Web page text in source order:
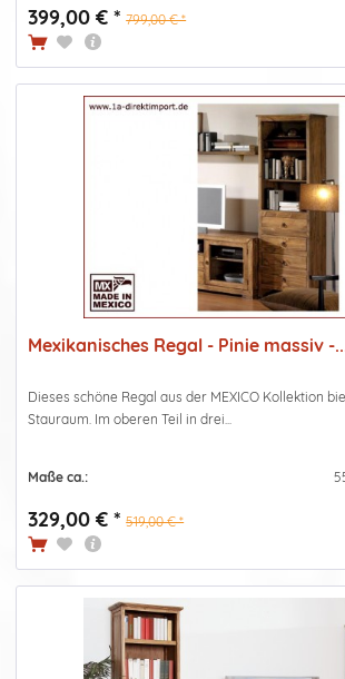
399,00 € * 799,00 € *
Mexikanisches Regal - Pinie massiv -
Dieses schöne Regal aus der MEXICO Kollektion
Stauraum. Im oberen Teil in drei...
Maße ca.:
329,00 € * 519,00 € *